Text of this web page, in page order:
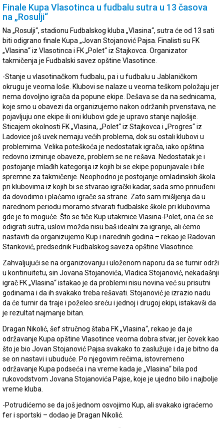
Finale Kupa Vlasotinca u fudbalu sutra u 13 časova
na „Rosulji“
Na „Rosulji“, stadionu Fudbalskog kluba „Vlasina“, sutra će od 13 sati
biti odigrano finale Kupa „Jovan Stojanović Pajsa. Finalisti su FK
„Vlasina“ iz Vlasotinca i FK „Polet“ iz Stajkovca. Organizator
takmičenja je Fudbalski savez opštine Vlasotince.
-Stanje u vlasotinačkom fudbalu, pa i u fudbalu u Jablaničkom
okrugu je veoma loše. Klubovi se nalaze u veoma teškom položaju jer
nema dovoljno igrača da popune ekipe. Dešava se da na sednicama,
koje smo u obavezi da organizujemo nakon održanih prvenstava, ne
pojavljuju one ekipe ili oni klubovi gde je upravo stanje najlošije.
Sticajem okolnosti FK „Vlasina, „Polet“ iz Stajkovca i „Progres“ iz
Ladovice još uvek nemaju većih problema, dok su ostali klubovi u
problemima. Velika poteškoća je nedostatak igrača, iako opština
redovno izmiruje obaveze, problem se ne rešava. Nedostatak je i
postojanje mlađih kategorija iz kojih bi se ekipe popunjavale i bile
spremne za takmičenje. Neophodno je postojanje omladinskih škola
pri klubovima iz kojih bi se stvarao igrački kadar, sada smo prinuđeni
da dovodimo i plaćamo igrače sa strane. Zato sam mišljenja da u
narednom periodu moramo stvarati fudbalske škole pri klubovima
gde je to moguće. Što se tiče Kup utakmice Vlasina-Polet, ona će se
odigrati sutra, uslovi možda nisu baš idealni za igranje, ali ćemo
nastaviti da organizujemo Kup i narednih godina – rekao je Radovan
Stanković, predsednik Fudbalskog saveza opštine Vlasotince.
Zahvaljujući se na organizovanju i uloženom naporu da se turnir održi
u kontinuitetu, sin Jovana Stojanovića, Vladica Stojanović, nekadašnji
igrač FK „Vlasina“ istakao je da problemi nisu novina već su prisutni
godinama i da ih svakako treba rešavati. Stojanović je izrazio nadu
da će turnir da traje i poželeo sreću i jednoj i drugoj ekipi, istakavši da
je rezultat najmanje bitan.
Dragan Nikolić, šef stručnog štaba FK „Vlasina“, rekao je da je
održavanje Kupa opštine Vlasotince veoma dobra stvar, jer čovek kao
što je bio Jovan Stojanović Pajsa svakako to zaslužuje i da je bitno da
se on nastavi i ubuduće. Po njegovim rečima, istovremeno
održavanje Kupa podseća i na vreme kada je „Vlasina“ bila pod
rukovodstvom Jovana Stojanovića Pajse, koje je ujedno bilo i najbolje
vreme kluba.
-Potrudićemo se da još jednom osvojimo Kup, ali svakako igraćemo
fer i sportski – dodao je Dragan Nikolić.